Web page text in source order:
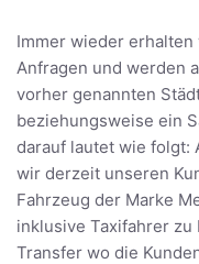
Immer wieder
Anfragen und werden
vorher genannten
beziehungsweise ein
darauf lautet wie folgt:
wir derzeit unseren
Fahrzeug der Marke
inklusive Taxifahrer
Transfer wo die